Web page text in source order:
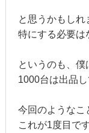
と思うかもしれ
特にする必要は
というのも、
1000台は出品
今回のようなこ
これが1度目です